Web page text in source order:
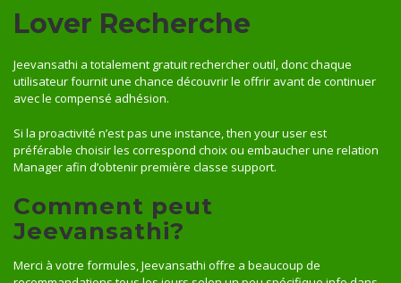
Lover Recherche
Jeevansathi a totalement gratuit rechercher outil, donc chaque
utilisateur fournit une chance découvrir le offrir avant de continuer
avec le compensé adhésion.
Si la proactivité n’est pas une instance, then your user est
préférable choisir les correspond choix ou embaucher une relation
Manager afin d’obtenir première classe support.
Comment peut
Jeevansathi?
Merci à votre formules, Jeevansathi offre a beaucoup de